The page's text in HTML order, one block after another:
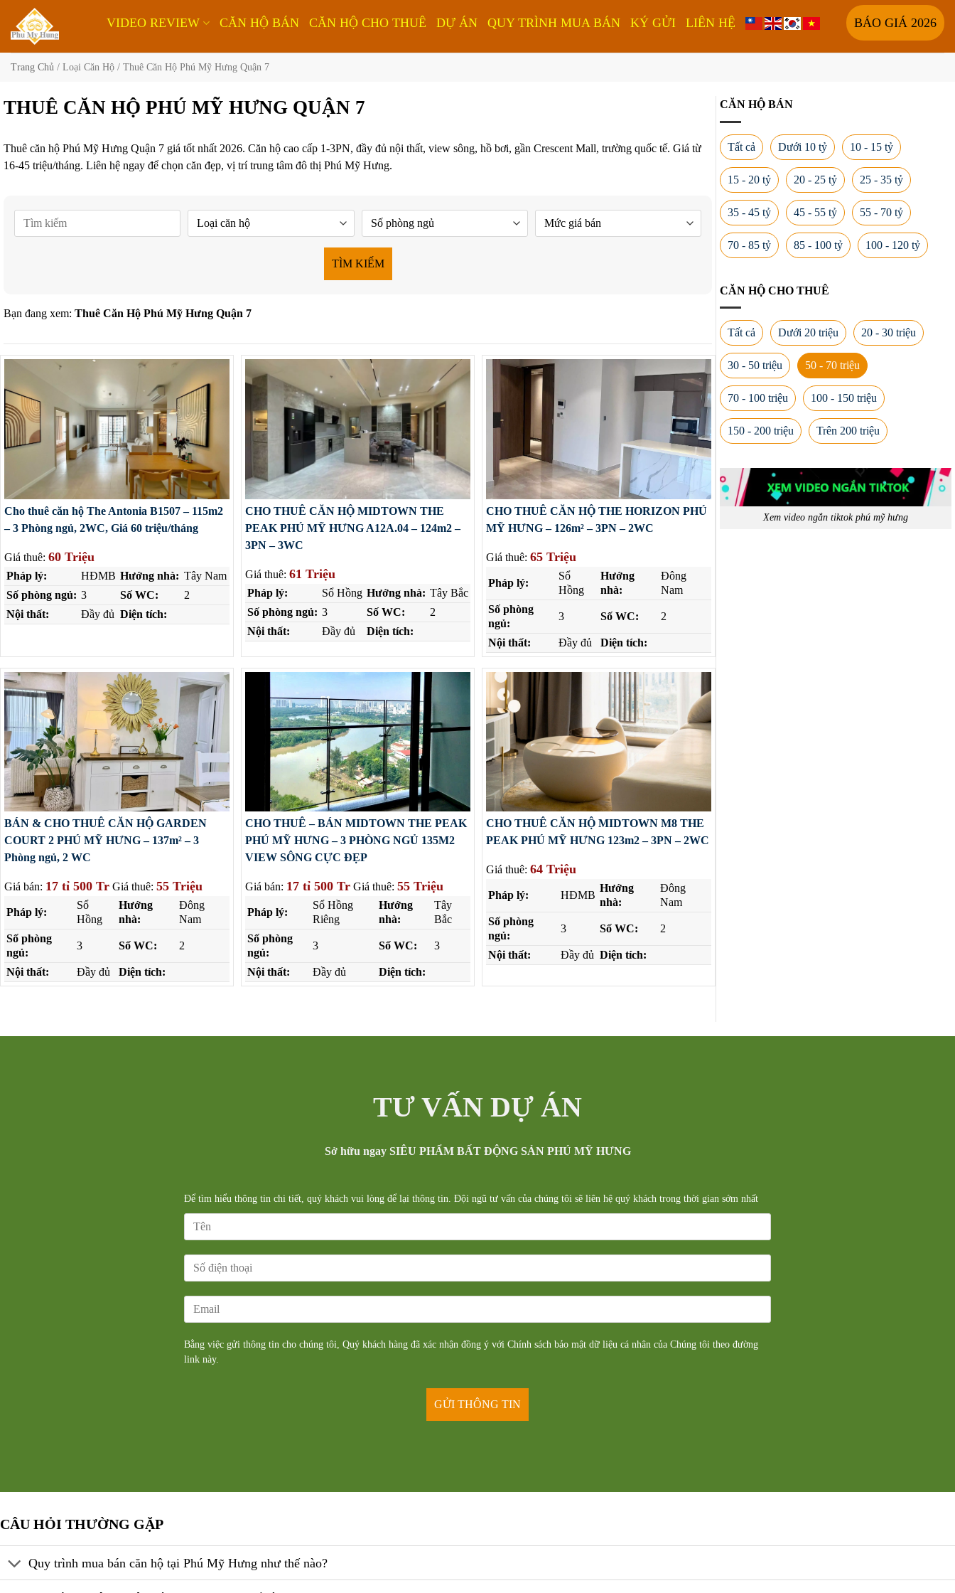
qua
nội
VIDEO REVIEW CĂN HỘ BÁN CĂN HỘ CHO THUÊ DỰ ÁN QUY TRÌNH MUA BÁN KÝ GỬI LIÊN HỆ BÁO GIÁ 2026
Trang Chủ / Loại Căn Hộ / Thuê Căn Hộ Phú Mỹ Hưng Quận 7
THUÊ CĂN HỘ PHÚ MỸ HƯNG QUẬN 7
Thuê căn hộ Phú Mỹ Hưng Quận 7 giá tốt nhất 2026. Căn hộ cao cấp 1-3PN, đầy đủ nội thất, view sông, hồ bơi, gần Crescent Mall, trường quốc tế. Giá từ
16-45 triệu/tháng. Liên hệ ngay để chọn căn đẹp, vị trí trung tâm đô thị Phú Mỹ Hưng.
TÌM KIẾM
Bạn đang xem: Thuê Căn Hộ Phú Mỹ Hưng Quận 7
Cho thuê căn hộ The Antonia B1507 – 115m2
– 3 Phòng ngủ, 2WC, Giá 60 triệu/tháng
Giá thuê: 60 Triệu
Pháp lý: HĐMB Hướng nhà: Tây Nam
Số phòng ngủ: 3 Số WC:
2
Nội thất:
Đầy đủ Diện tích:
CHO THUÊ CĂN HỘ MIDTOWN THE
PEAK PHÚ MỸ HƯNG A12A.04 – 124m2 –
3PN – 3WC
Giá thuê: 61 Triệu
Pháp lý: Sổ Hồng Hướng nhà: Tây Bắc
Số phòng ngủ: 3 Số WC:
2
Nội thất:
Đầy đủ Diện tích:
CHO THUÊ CĂN HỘ THE HORIZON PHÚ
MỸ HƯNG – 126m² – 3PN – 2WC
Giá thuê: 65 Triệu
Pháp lý:
Sổ
Hồng
Hướng
nhà:
Đông
Nam
Số phòng
ngủ:
3 Số WC: 2
Nội thất: Đầy đủ Diện tích:
BÁN & CHO THUÊ CĂN HỘ GARDEN
COURT 2 PHÚ MỸ HƯNG – 137m² – 3
Phòng ngủ, 2 WC
Giá bán: 17 tỉ 500 Tr Giá thuê: 55 Triệu
Pháp lý:
Sổ
Hồng
Hướng
nhà:
Đông
Nam
Số phòng
ngủ:
3 Số WC: 2
Nội thất: Đầy đủ Diện tích:
CHO THUÊ – BÁN MIDTOWN THE PEAK
PHÚ MỸ HƯNG – 3 PHÒNG NGỦ 135M2
VIEW SÔNG CỰC ĐẸP
Giá bán: 17 tỉ 500 Tr Giá thuê: 55 Triệu
Pháp lý:
Sổ Hồng
Riêng
Hướng
nhà:
Tây
Bắc
Số phòng
ngủ:
3 Số WC: 3
Nội thất: Đầy đủ Diện tích:
CHO THUÊ CĂN HỘ MIDTOWN M8 THE
PEAK PHÚ MỸ HƯNG 123m2 – 3PN – 2WC
Giá thuê: 64 Triệu
Pháp lý: HĐMB
Hướng
nhà:
Đông
Nam
Số phòng
ngủ:
3 Số WC: 2
Nội thất: Đầy đủ Diện tích:
CĂN HỘ BÁN
Tất cả Dưới 10 tỷ 10 - 15 tỷ
15 - 20 tỷ 20 - 25 tỷ 25 - 35 tỷ
35 - 45 tỷ 45 - 55 tỷ 55 - 70 tỷ
70 - 85 tỷ 85 - 100 tỷ 100 - 120 tỷ
CĂN HỘ CHO THUÊ
Tất cả Dưới 20 triệu 20 - 30 triệu
30 - 50 triệu 50 - 70 triệu
70 - 100 triệu 100 - 150 triệu
150 - 200 triệu Trên 200 triệu
Xem video ngắn tiktok phú mỹ hưng
TƯ VẤN DỰ ÁN
Sở hữu ngay SIÊU PHẨM BẤT ĐỘNG SẢN PHÚ MỸ HƯNG
Để tìm hiểu thông tin chi tiết, quý khách vui lòng để lại thông tin. Đội ngũ tư vấn của chúng tôi sẽ liên hệ quý khách trong thời gian sớm nhất
Bằng việc gửi thông tin cho chúng tôi, Quý khách hàng đã xác nhận đồng ý với Chính sách bảo mật dữ liệu cá nhân của Chúng tôi theo đường
link này.
CÂU HỎI THƯỜNG GẶP
Quy trình mua bán căn hộ tại Phú Mỹ Hưng như thế nào?